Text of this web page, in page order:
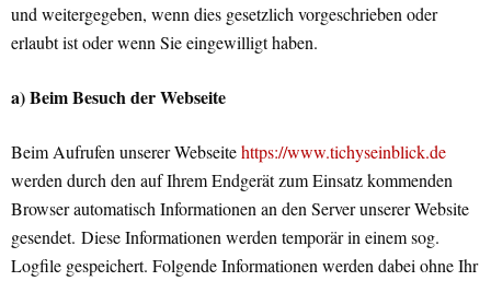
und weitergegeben, wenn dies gesetzlich vorgeschrieben oder
erlaubt ist oder wenn Sie eingewilligt haben.
a) Beim Besuch der Webseite
Beim Aufrufen unserer Webseitehttps://www.tichyseinblick.de
werden durch den auf Ihrem Endgerät zum Einsatz kommenden
Browser automatisch Informationen an den Server unserer Website
gesendet. Diese Informationen werden temporär in einem sog.
Logfile gespeichert. Folgende Informationen werden dabei ohne Ihr